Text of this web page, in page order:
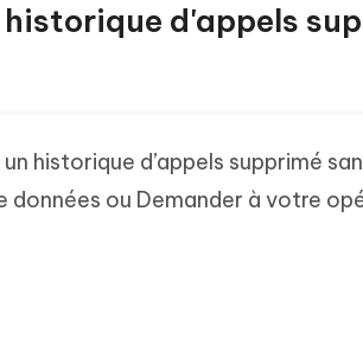
d'appels
historique d’appels supprimé
données ou Demander à votre